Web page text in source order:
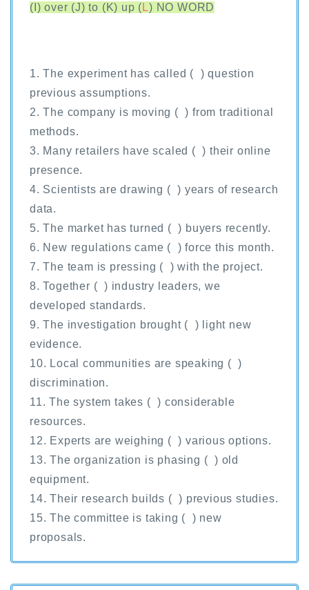
(I) over (J) to (K) up ( L) NO WORD
1. The experiment has called ( ) question
previous assumptions.
2. The company is moving ( ) from traditional
methods.
3. Many retailers have scaled ( ) their online
presence.
4. Scientists are drawing ( ) years of research
data.
5. The market has turned ( ) buyers recently.
6. New regulations came ( ) force this month.
7. The team is pressing ( ) with the project.
8. Together ( ) industry leaders, we
developed standards.
9. The investigation brought ( ) light new
evidence.
10. Local communities are speaking ( )
discrimination.
11. The system takes ( ) considerable
resources.
12. Experts are weighing ( ) various options.
13. The organization is phasing ( ) old
equipment.
14. Their research builds ( ) previous studies.
15. The committee is taking ( ) new
proposals.